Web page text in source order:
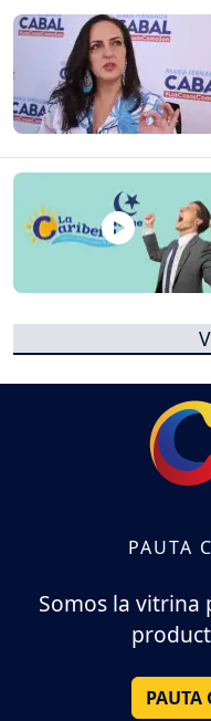
PAUTA
Somos la vitrina
PAUTA